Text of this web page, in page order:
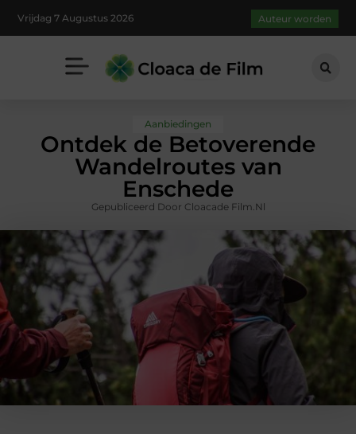
Vrijdag 7 Augustus 2026 Auteur worden
Aanbiedingen
Ontdek de Betoverende
Wandelroutes van
Enschede
Gepubliceerd Door Cloacade Film.nl